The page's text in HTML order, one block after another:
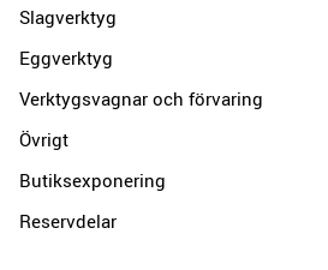
Slagverktyg
Eggverktyg
Verktygsvagnar och förvaring
Övrigt
Butiksexponering
Reservdelar